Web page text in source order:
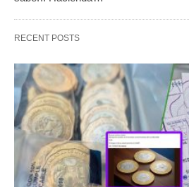
RECENT POSTS